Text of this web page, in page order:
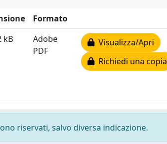
Formato
kB
Adobe
PDF
Visualizza/Apri
Richiedi una copia
riservati, salvo diversa indicazione.